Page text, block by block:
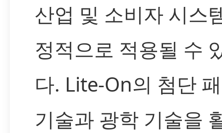
산업 및 소비자 시스
정적으로 적용될 수
다. Lite-On의 첨단
기술과 광학 기술을